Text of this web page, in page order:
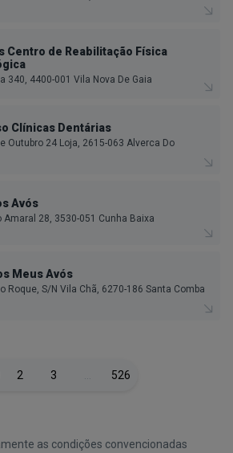
Centro de Reabilitação Física
340, 4400-001 Vila Nova De Gaia
Clínicas Dentárias
Outubro 24 Loja, 2615-063 Alverca Do
Avós
Amaral 28, 3530-051 Cunha Baixa
Meus Avós
Roque, S/N Vila Chã, 6270-186 Santa Comba
2 3 526
as condições convencionadas